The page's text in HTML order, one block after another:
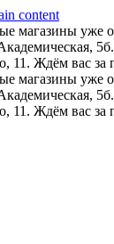
content
магазины уже
11. Ждём вас за
магазины уже
11. Ждём вас за